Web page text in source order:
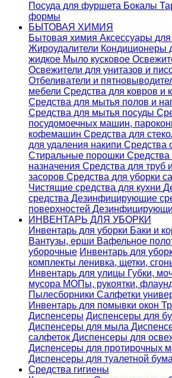
Посуда для фуршета Бокалы
формы
БЫТОВАЯ ХИМИЯ
Бытовая химия Аксессуары для
Жироудалители Кондиционеры
жидкое Мыло кусковое
Освежители для унитазов и
Отбеливатели и
мебели Средства для ковров и
Средства для мытья полов и
Средства для мытья посуды
посудомоечных машин,
кофемашин Средства для
для удаления накипи Средства
Стиральные порошки Cредства
назначения Средства для труб
засоров Средства для уборки
Чистящие средства для кухни
средства Дезинфицирующие
поверхностей
ИНВЕНТАРЬ ДЛЯ УБОРКИ
Инвентарь для уборки Баки и
Вантузы, ерши Вафельное
уборочные Инвентарь для
комплекты ленивка, щетки,
Инвентарь для улицы Губки,
мусора МОПы, рукоятки,
Пылесборники Салфетки
Инвентарь для помывки окон
Диспенсеры Диспенсеры для
Диспенсеры для мыла
салфеток Диспенсеры для
Диспенсеры для протирочных
Диспенсеры для туалетной
Средства гигиены